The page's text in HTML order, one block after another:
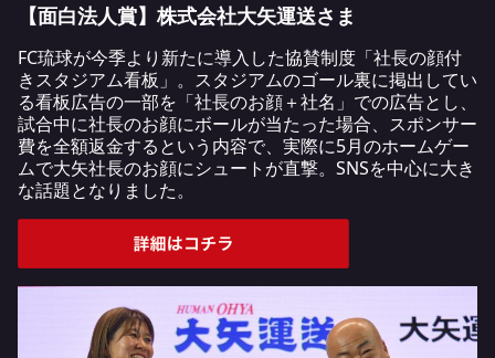
【面白法人賞】株式会社大矢運送さま
FC琉球が今季より新たに導入した協賛制度「社長の顔付
きスタジアム看板」。スタジアムのゴール裏に掲出してい
る看板広告の一部を「社長のお顔＋社名」での広告とし、
試合中に社長のお顔にボールが当たった場合、スポンサー
費を全額返金するという内容で、実際に5月のホームゲー
ムで大矢社長のお顔にシュートが直撃。SNSを中心に大き
な話題となりました。